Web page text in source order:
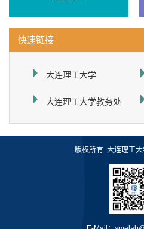
快速链接
大连理工大学
大连理工大学教务处
版权所有 大连理工